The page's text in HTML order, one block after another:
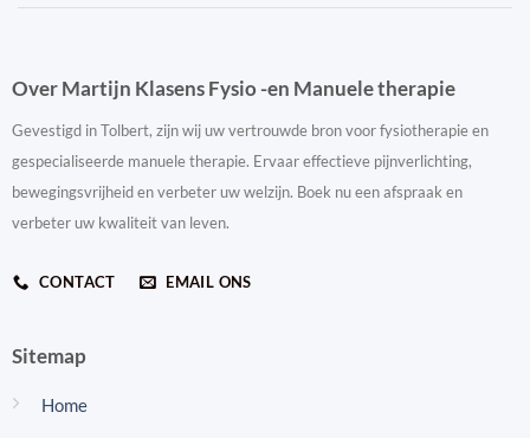
Over Martijn Klasens Fysio -en Manuele therapie
Gevestigd in Tolbert, zijn wij uw vertrouwde bron voor fysiotherapie en
gespecialiseerde manuele therapie. Ervaar effectieve pijnverlichting,
bewegingsvrijheid en verbeter uw welzijn. Boek nu een afspraak en
verbeter uw kwaliteit van leven.
CONTACT EMAIL ONS
Sitemap
Home